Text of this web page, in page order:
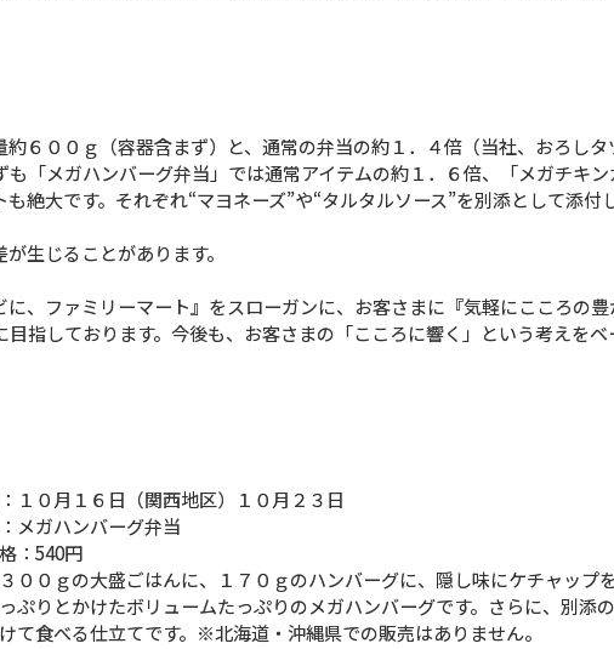
６００ｇ（容器含まず）と、通常の弁当の約１．４倍（当社、おろし
「メガハンバーグ弁当」では通常アイテムの約１．６倍、「メガチキ
絶大です。それぞれ“マヨネーズ”や“タルタルソース”を別添として添付
生じることがあります。
、ファミリーマート』をスローガンに、お客さまに『気軽にこころの
指しております。今後も、お客さまの「こころに響く」という考えを
１０月１６日（関西地区）１０月２３日
メガハンバーグ弁当
：540円
００ｇの大盛ごはんに、１７０ｇのハンバーグに、隠し味にケチャップ
ぷりとかけたボリュームたっぷりのメガハンバーグです。さらに、別添
て食べる仕立てです。※北海道・沖縄県での販売はありません。